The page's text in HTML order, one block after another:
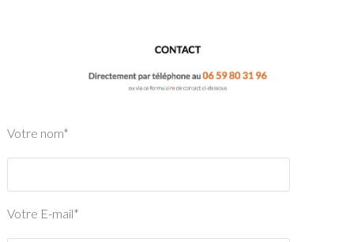
Votre nom*
Votre E-mail*